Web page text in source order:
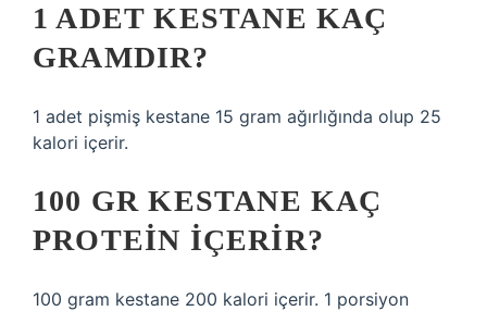
1 ADET KESTANE KAÇ
GRAMDIR?
1 adet pişmiş kestane 15 gram ağırlığında olup 25
kalori içerir.
100 GR KESTANE KAÇ
PROTEIN IÇERIR?
100 gram kestane 200 kalori içerir. 1 porsiyon